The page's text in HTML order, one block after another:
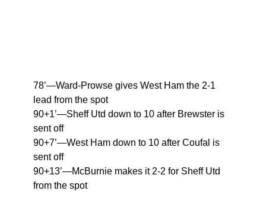
78’—Ward-Prowse gives West Ham the 2-1
lead from the spot
90+1’—Sheff Utd down to 10 after Brewster is
sent off
90+7’—West Ham down to 10 after Coufal is
sent off
90+13’—McBurnie makes it 2-2 for Sheff Utd
from the spot